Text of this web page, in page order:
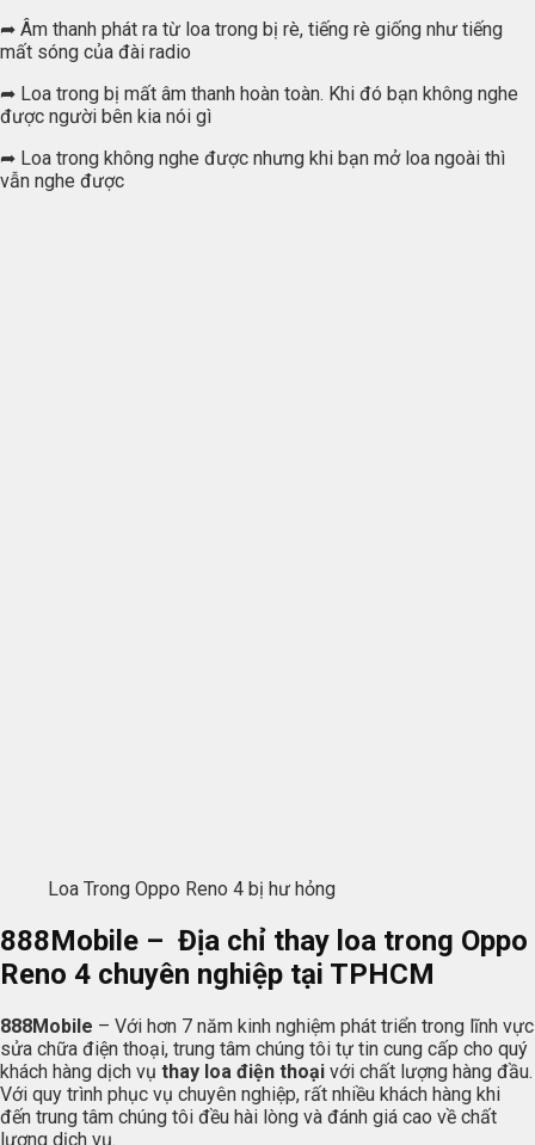
➦ Âm thanh phát ra từ loa trong bị rè, tiếng rè giống như tiếng
mất sóng của đài radio
➦ Loa trong bị mất âm thanh hoàn toàn. Khi đó bạn không nghe
được người bên kia nói gì
➦ Loa trong không nghe được nhưng khi bạn mở loa ngoài thì
vẫn nghe được
Loa Trong Oppo Reno 4 bị hư hỏng
888Mobile – Địa chỉ thay loa trong Oppo
Reno 4 chuyên nghiệp tại TPHCM
888Mobile – Với hơn 7 năm kinh nghiệm phát triển trong lĩnh vực
sửa chữa điện thoại, trung tâm chúng tôi tự tin cung cấp cho quý
khách hàng dịch vụ thay loa điện thoại với chất lượng hàng đầu.
Với quy trình phục vụ chuyên nghiệp, rất nhiều khách hàng khi
đến trung tâm chúng tôi đều hài lòng và đánh giá cao về chất
lượng dịch vụ.